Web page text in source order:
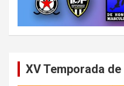
XV Temporada